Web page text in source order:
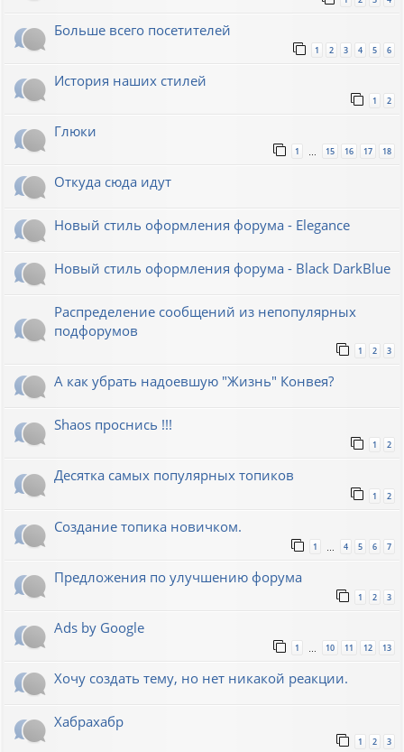
Больше всего посетителей
1 2 3 4 5 6
История наших стилей
1 2
Глюки
1 … 15 16 17 18
Откуда сюда идут
Новый стиль оформления форума - Elegance
Новый стиль оформления форума - Black DarkBlue
Распределение сообщений из непопулярных
подфорумов
1 2 3
А как убрать надоевшую "Жизнь" Конвея?
Shaos проснись !!!
1 2
Десятка самых популярных топиков
1 2
Создание топика новичком.
1 4 5 6 7
Предложения по улучшению форума
1 2 3
Ads by Google
1 10 11 12 13
Хочу создать тему, но нет никакой реакции.
Хабрахабр
1 2 3